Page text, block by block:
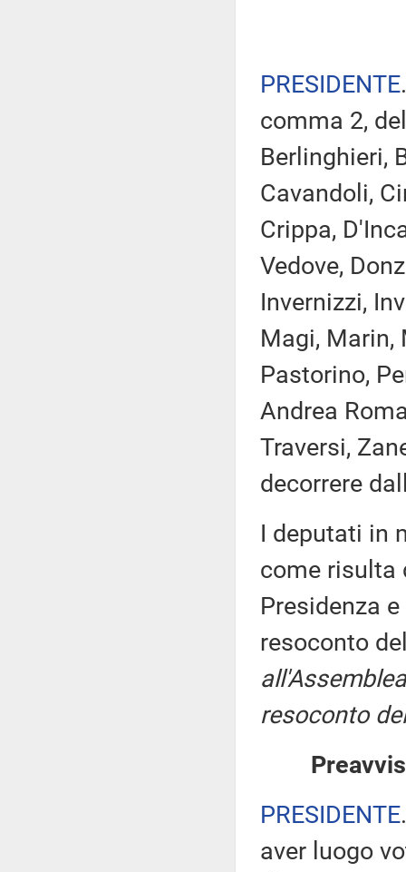
PRESIDENTE
comma 2,
Berlinghieri,
Cavandoli,
Crippa,
Vedove,
Invernizzi,
Magi, Marin,
Pastorino,
Andrea
Traversi,
decorrere
I deputati in
come risulta
Presidenza
resoconto
resoconto
PRESIDENTE
aver luogo